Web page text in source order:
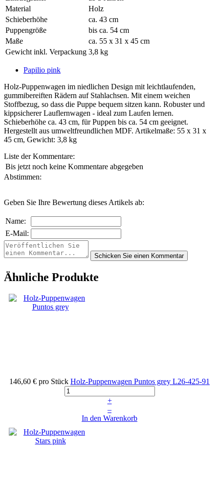
Material
Holz
Schieberhöhe
ca. 43 cm
Puppengröße
bis ca. 54 cm
Maße
ca. 55 x 31 x 45 cm
Gewicht inkl. Verpackung 3,8 kg
Papilio pink
Holz-Puppenwagen im niedlichen Design mit leichtlaufenden,
gummibereiften Rädern auf Stahlachsen. Mit einem weichen
Stoffbezug, so dass die Puppe bequem sitzen kann. Robuster und
kippsicherer Lauflernwagen - ideal zum Laufen lernen.
Schieberhöhe ca. 43 cm, für Puppen bis ca. 54 cm geeignet.
Hergestellt aus umweltfreundlichen MDF. Artikelmaße: 55 x 31 x
45 cm, Gewicht: 3,8 kg
Liste der Kommentare:
Bis jetzt noch keine Kommentare abgegeben
Abstimmen:
Geben Sie Ihre Bewertung dieses Artikels ab:
Name:
E-Mail:
Ähnliche Produkte
146,60 € pro Stück Holz-Puppenwagen Puntos grey L26-425-91
+
–
In den Warenkorb